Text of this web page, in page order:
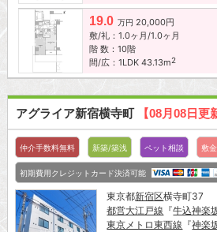
19.0 万円 20,000円
敷/礼：1.0ヶ月/1.0ヶ月
階 数：10階
間/広：1LDK 43.13m2
アグライア新宿横寺町 【08月08日更
仲介手数料無料 新築/築浅 ペット相談 敷
初期費用クレジットカード決済可能
東京都新宿区横寺町37
都営大江戸線 『牛込神楽
東京メトロ東西線 『神楽